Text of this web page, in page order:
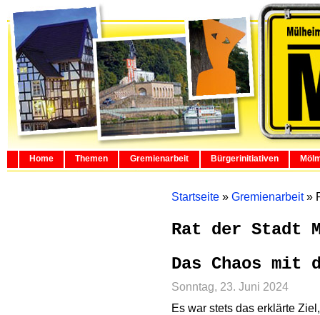
Home Themen Gremienarbeit Bürgerinitiativen
Startseite » Gremienarbeit»
Rat der Stadt
Das Chaos mit
Sonntag, 23. Juni 2024
Es war stets das erklärte